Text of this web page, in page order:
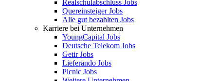
Realschulabschluss Jobs
Quereinsteiger Jobs
Alle gut bezahlten Jobs
Karriere bei Unternehmen
YoungCapital Jobs
Deutsche Telekom Jobs
Getir Jobs
Lieferando Jobs
Picnic Jobs